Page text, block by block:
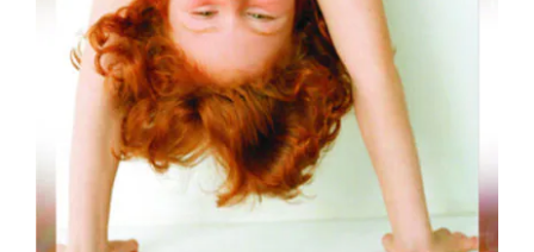
სენსორული
ინტეგრაციის თერაპია
ნეიროფსიქოლოგიური სამსახურის სერვისები